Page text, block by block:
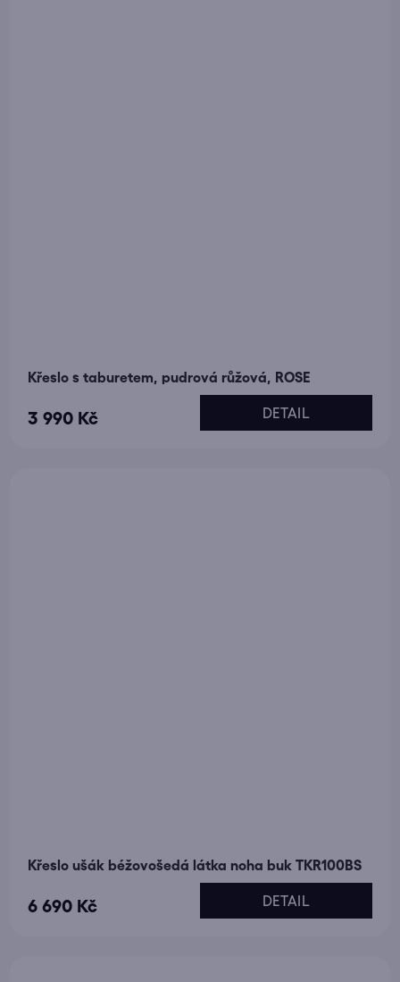
Křeslo s taburetem, pudrová růžová, ROSE
3 990 Kč DETAIL
Křeslo ušák béžovošedá látka noha buk TKR100BS
6 690 Kč DETAIL